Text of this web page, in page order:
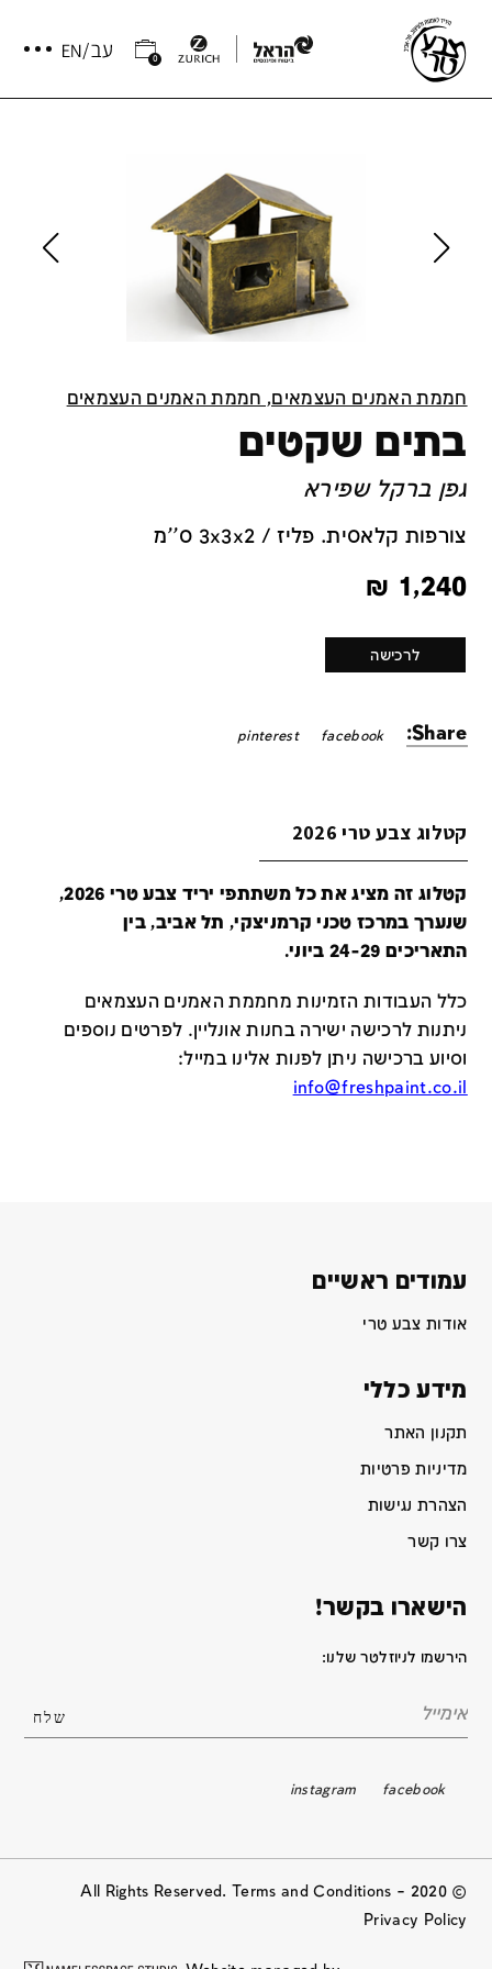
0
חממת האמנים העצמאים, חממת האמנים העצמאים
בתים שקטים
גפן ברקל שפירא
צורפות קלאסית. פליז / 3x3x2 ס''מ
1,240
₪
לרכישה
Share:
facebook
pinterest
קטלוג צבע טרי 2026
קטלוג זה מציג את כל משתתפי יריד צבע טרי 2026,
שנערך במרכז טכני קרמניצקי, תל אביב, בין
התאריכים 24-29 ביוני.
כלל העבודות הזמינות מחממת האמנים העצמאים
ניתנות לרכישה ישירה בחנות אונליין. לפרטים נוספים
וסיוע ברכישה ניתן לפנות אלינו במייל:
info@freshpaint.co.il
עמודים ראשיים
אודות צבע טרי
מידע כללי
תקנון האתר
מדיניות פרטיות
הצהרת נגישות
צרו קשר
הישארו בקשר!
הירשמו לניוזלטר שלנו:
facebook
instagram
© 2020 All Rights Reserved. Terms and Conditions –
Privacy Policy